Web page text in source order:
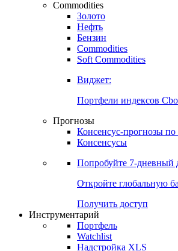
Commodities
Золото
Нефть
Бензин
Commodities
Soft Commodities
Виджет:
Портфели индексов
Прогнозы
Консенсус-прогнозы по
Консенсусы
Попробуйте 7-дневный
Откройте глобальную
Получить доступ
Инструментарий
Портфель
Watchlist
Надстройка XLS